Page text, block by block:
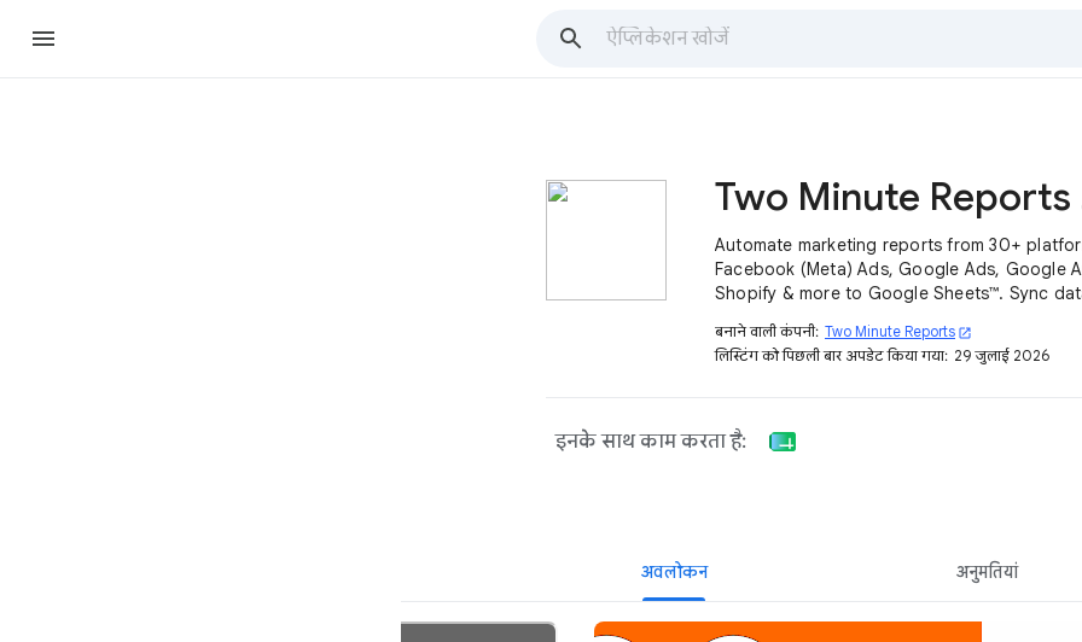
Automate marketing reports from 30+
Facebook (Meta) Ads, Google Ads, Google
Shopify & more to Google Sheets™. Sync
dashboards, & share insights—no coding
बनाने वाली कंपनी: Two Minute Reports open_in_new
लिस्टिंग को पिछली बार अपडेट किया गया: 29 जुलाई 2026
इनके साथ काम करता है:
अवलोकन अनुमतियां